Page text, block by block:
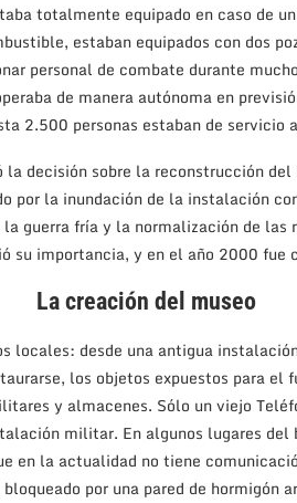
totalmente equipado en caso de
estaban equipados con dos
personal de combate durante
de manera autónoma en
2.500 personas estaban de servicio
decisión sobre la reconstrucción del
por la inundación de la instalación
guerra fría y la normalización de
su importancia, y en el año 2000 fue
La creación del museo
locales: desde una antigua
los objetos expuestos para
y almacenes. Sólo un viejo
militar. En algunos lugares del
en la actualidad no tiene
por una pared de hormigón